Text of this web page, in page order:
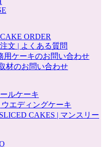
ORDER
文 | よくある質問
用ケーキのお問い合わせ
材のお問い合わせ
ルケーキ
エディングケーキ
CAKES | マンスリー